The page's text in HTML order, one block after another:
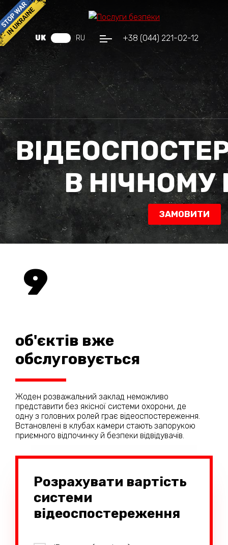
+38 (044) 221-02-12
UK RU
В НІЧНОМУ
ЗАМОВИТИ
9
об'єктів вже
обслуговується
Жоден розважальний заклад неможливо
представити без якісної системи охорони, де
одну з головних ролей грає відеоспостереження.
Встановлені в клубах камери стають запорукою
приємного відпочинку й безпеки відвідувачів.
Розрахувати вартість
системи
відеоспостереження